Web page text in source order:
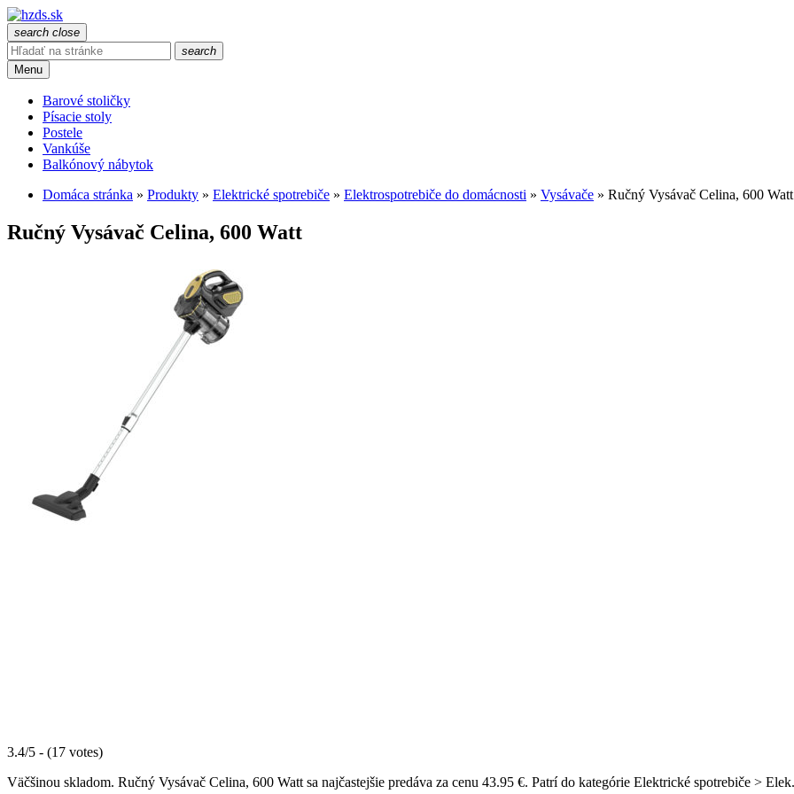
search close
search
Menu
Barové stoličky
Písacie stoly
Postele
Vankúše
Balkónový nábytok
Domáca stránka » Produkty » Elektrické spotrebiče » Elektrospotrebiče do domácnosti » Vysávače » Ručný Vysávač Celina, 600 Watt
Ručný Vysávač Celina, 600 Watt
3.4/5 - (17 votes)
Väčšinou skladom. Ručný Vysávač Celina, 600 Watt sa najčastejšie predáva za cenu 43.95 €. Patrí do kategórie Elektrické spotrebiče >